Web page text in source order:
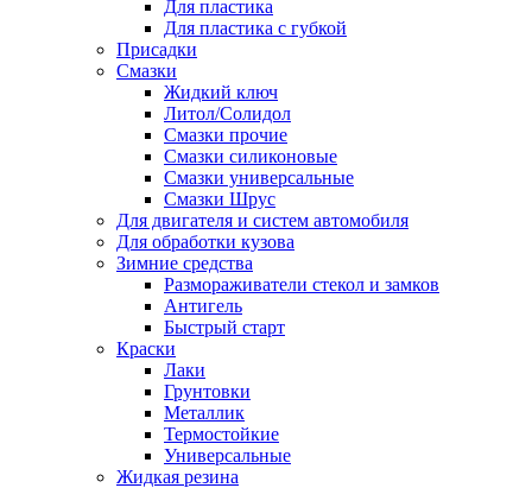
Для пластика
Для пластика с губкой
Присадки
Смазки
Жидкий ключ
Литол/Солидол
Смазки прочие
Смазки силиконовые
Смазки универсальные
Смазки Шрус
Для двигателя и систем автомобиля
Для обработки кузова
Зимние средства
Размораживатели стекол и замков
Антигель
Быстрый старт
Краски
Лаки
Грунтовки
Металлик
Термостойкие
Универсальные
Жидкая резина